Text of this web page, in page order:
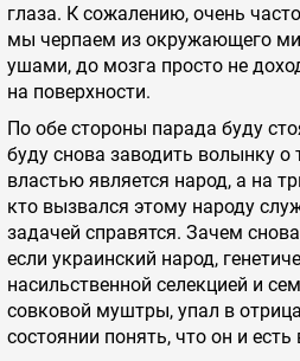
глаза. К сожалению, очень
мы черпаем из окружающего
ушами, до мозга просто не
на поверхности.
По обе стороны парада буду
буду снова заводить волынку
властью является народ, а на
кто вызвался этому народу
задачей справятся. Зачем
если украинский народ,
насильственной селекцией и
совковой муштры, упал в
состоянии понять, что он и есть